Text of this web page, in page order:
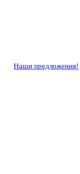
Наши предложения!